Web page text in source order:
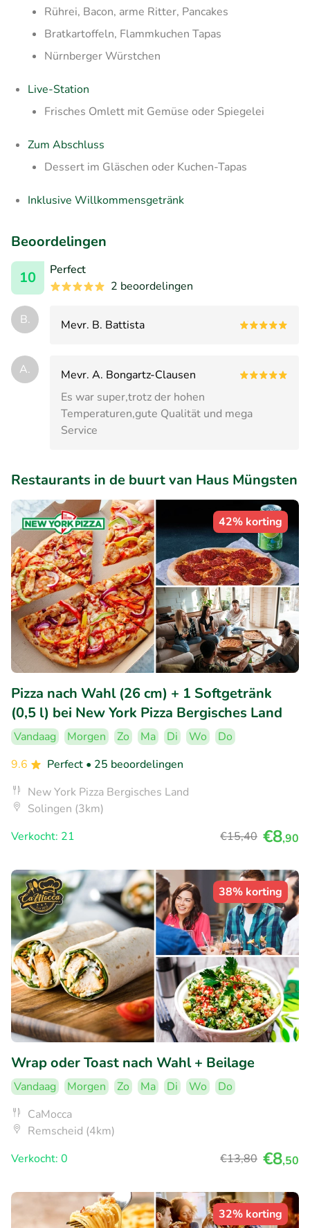
Rührei, Bacon, arme Ritter, Pancakes
Bratkartoffeln, Flammkuchen Tapas
Nürnberger Würstchen
Live-Station
Frisches Omlett mit Gemüse oder Spiegelei
Zum Abschluss
Dessert im Gläschen oder Kuchen-Tapas
Inklusive Willkommensgetränk
Beoordelingen
10
Perfect
2 beoordelingen
B. Mevr. B. Battista
A.
Mevr. A. Bongartz-Clausen
Es war super,trotz der hohen
Temperaturen,gute Qualität und mega
Service
Restaurants in de buurt van Haus Müngsten
42% korting
Pizza nach Wahl (26 cm) + 1 Softgetränk
(0,5 l) bei New York Pizza Bergisches Land
Vandaag Morgen Zo Ma Di Wo
Do
9.6
Perfect • 25 beoordelingen
New York Pizza Bergisches Land
Solingen (3km)
Verkocht: 21
€15,40 €8,90
38% korting
Wrap oder Toast nach Wahl + Beilage
Vandaag Morgen Zo Ma Di Wo
Do
CaMocca
Remscheid (4km)
Verkocht: 0
€13,80 €8,50
32% korting